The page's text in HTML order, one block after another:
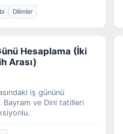
Dilimler
Hesaplama (İki
Arası)
iş gününü
Bayram ve Dini tatilleri